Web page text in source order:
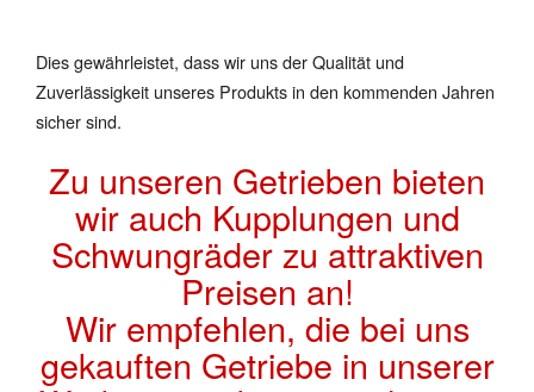
Dies gewährleistet, dass wir uns der Qualität und
Zuverlässigkeit unseres Produkts in den kommenden Jahren
sicher sind.
Zu unseren Getrieben bieten
wir auch Kupplungen und
Schwungräder zu attraktiven
Preisen an!
Wir empfehlen, die bei uns
gekauften Getriebe in unserer